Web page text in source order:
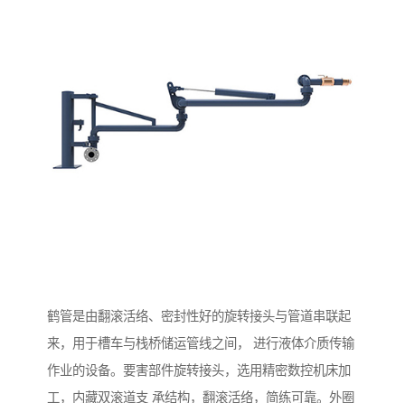
鹤管是由翻滚活络、密封性好的旋转接头与管道串联起
来，用于槽车与栈桥储运管线之间， 进行液体介质传输
作业的设备。要害部件旋转接头，选用精密数控机床加
工，内藏双滚道支 承结构，翻滚活络，简练可靠。外圈